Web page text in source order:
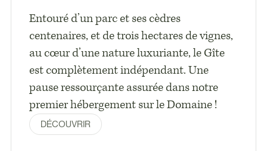
Entouré d’un parc et ses cèdres
centenaires, et de trois hectares de vignes,
au cœur d’une nature luxuriante, le Gîte
est complètement indépendant. Une
pause ressourçante assurée dans notre
premier hébergement sur le Domaine !
DÉCOUVRIR